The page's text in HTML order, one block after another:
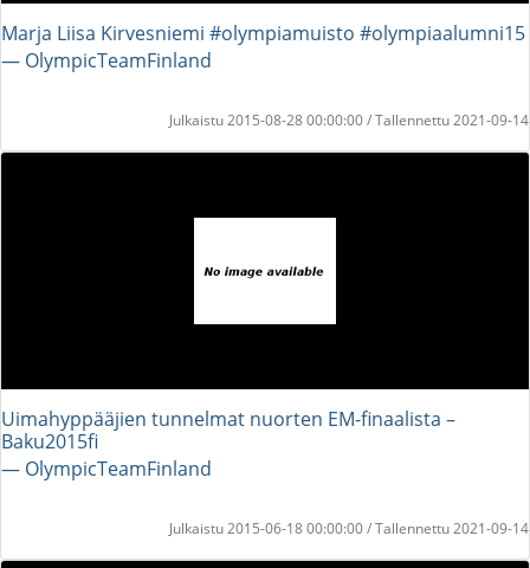
Marja Liisa Kirvesniemi #olympiamuisto #olympiaalumni15
― OlympicTeamFinland
Julkaistu 2015-08-28 00:00:00 / Tallennettu 2021-09-14
Uimahyppääjien tunnelmat nuorten EM-finaalista –
Baku2015fi
― OlympicTeamFinland
Julkaistu 2015-06-18 00:00:00 / Tallennettu 2021-09-14